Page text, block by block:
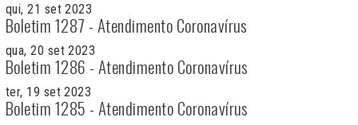
qui, 21 set 2023
Boletim 1287 - Atendimento Coronavírus
qua, 20 set 2023
Boletim 1286 - Atendimento Coronavírus
ter, 19 set 2023
Boletim 1285 - Atendimento Coronavírus